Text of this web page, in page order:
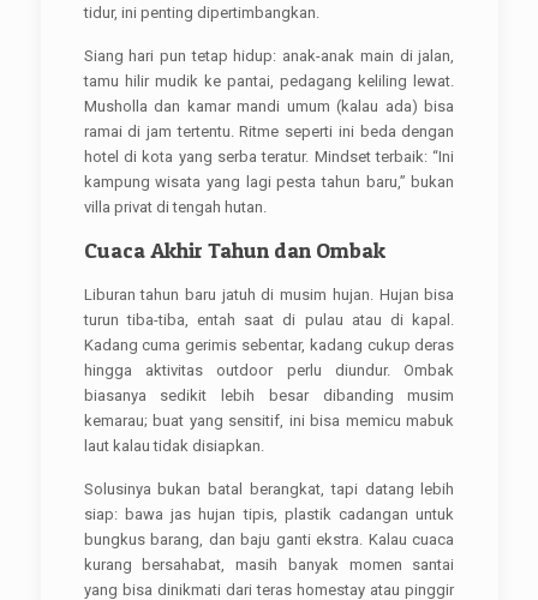
tidur, ini penting dipertimbangkan.
Siang hari pun tetap hidup: anak-anak main di jalan,
tamu hilir mudik ke pantai, pedagang keliling lewat.
Musholla dan kamar mandi umum (kalau ada) bisa
ramai di jam tertentu. Ritme seperti ini beda dengan
hotel di kota yang serba teratur. Mindset terbaik: “Ini
kampung wisata yang lagi pesta tahun baru,” bukan
villa privat di tengah hutan.
Cuaca Akhir Tahun dan Ombak
Liburan tahun baru jatuh di musim hujan. Hujan bisa
turun tiba-tiba, entah saat di pulau atau di kapal.
Kadang cuma gerimis sebentar, kadang cukup deras
hingga aktivitas outdoor perlu diundur. Ombak
biasanya sedikit lebih besar dibanding musim
kemarau; buat yang sensitif, ini bisa memicu mabuk
laut kalau tidak disiapkan.
Solusinya bukan batal berangkat, tapi datang lebih
siap: bawa jas hujan tipis, plastik cadangan untuk
bungkus barang, dan baju ganti ekstra. Kalau cuaca
kurang bersahabat, masih banyak momen santai
yang bisa dinikmati dari teras homestay atau pinggir